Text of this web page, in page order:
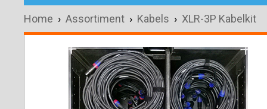
Home › Assortiment › Kabels › XLR-3P Kabelkit